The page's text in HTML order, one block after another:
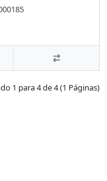
1 para 4 de 4 (1 Páginas)